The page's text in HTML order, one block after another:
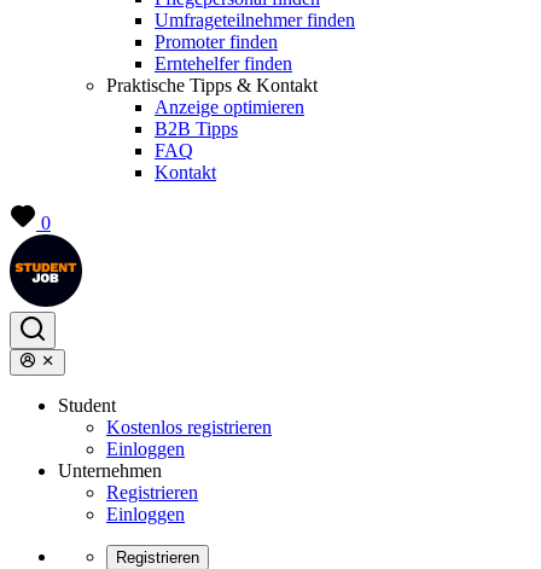
Umfrageteilnehmer finden
Promoter finden
Erntehelfer finden
Praktische Tipps & Kontakt
Anzeige optimieren
B2B Tipps
FAQ
Kontakt
0
Student
Kostenlos registrieren
Einloggen
Unternehmen
Registrieren
Einloggen
Registrieren